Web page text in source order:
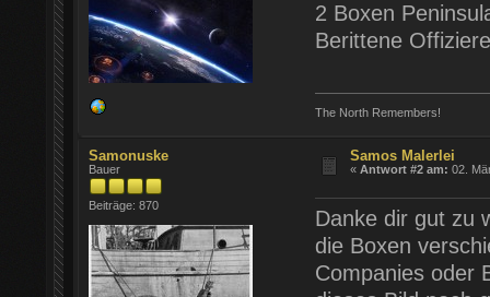
2 Boxen
Berittene
The North Remembers!
Samonuske
Bauer
Beiträge: 870
Samos Malerlei
«Antwort #2 am: 02.
Danke dir gut zu
die Boxen
Companies oder